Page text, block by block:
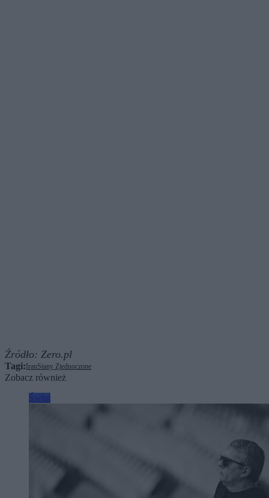
Źródło: Zero.pl
Tagi: IranStany Zjednoczone
Zobacz również